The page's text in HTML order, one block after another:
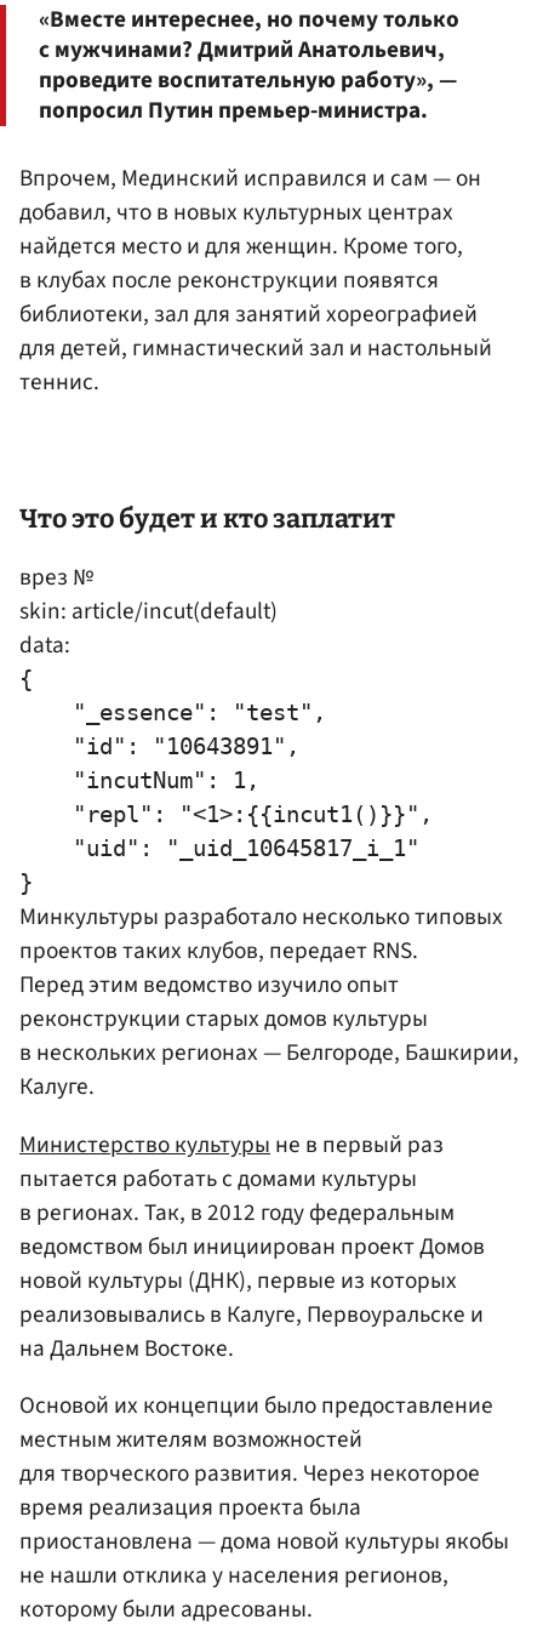
«Вместе интереснее, но почему только
с мужчинами? Дмитрий Анатольевич,
проведите воспитательную работу», —
попросил Путин премьер-министра.
Впрочем, Мединский исправился и сам — он
добавил, что в новых культурных центрах
найдется место и для женщин. Кроме того,
в клубах после реконструкции появятся
библиотеки, зал для занятий хореографией
для детей, гимнастический зал и настольный
теннис.
Что это будет и кто заплатит
врез №
skin: article/incut(default)
data:
{
    "_essence": "test",
    "id": "10643891",
    "incutNum": 1,
    "repl": "<1>:{{incut1()}}",
    "uid": "_uid_10645817_i_1"
Минкультуры разработало несколько типовых
проектов таких клубов, передает RNS.
Перед этим ведомство изучило опыт
реконструкции старых домов культуры
в нескольких регионах — Белгороде, Башкирии,
Калуге.
Министерство культурыне в первый раз
пытается работать с домами культуры
в регионах. Так, в 2012 году федеральным
ведомством был инициирован проект Домов
новой культуры (ДНК), первые из которых
реализовывались в Калуге, Первоуральске и
на Дальнем Востоке.
Основой их концепции было предоставление
местным жителям возможностей
для творческого развития. Через некоторое
время реализация проекта была
приостановлена — дома новой культуры якобы
не нашли отклика у населения регионов,
которому были адресованы.